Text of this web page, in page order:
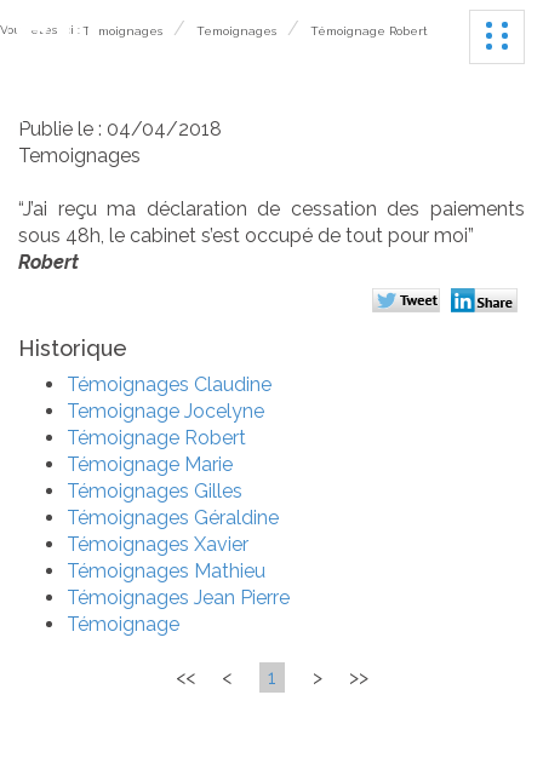
Vous êtes ici :Témoignages Temoignages Témoignage Robert
Publié le : 04/04/2018
Temoignages
“J’ai reçu ma déclaration de cessation des paiements
sous 48h, le cabinet s’est occupé de tout pour moi”​
Robert
Historique
Témoignages Claudine
Temoignage Jocelyne
Témoignage Robert
Témoignage Marie
Témoignages Gilles
Témoignages Géraldine
Témoignages Xavier
Témoignages Mathieu
Témoignages Jean Pierre
Témoignage
<< < 1 > >>